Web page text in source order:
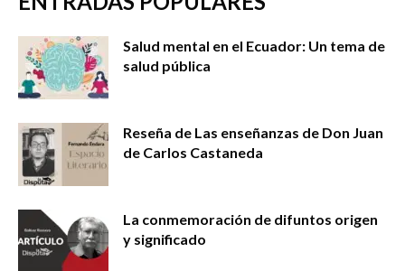
Salud mental en el Ecuador: Un tema de
salud pública
Reseña de Las enseñanzas de Don Juan
de Carlos Castaneda
La conmemoración de difuntos origen
y significado